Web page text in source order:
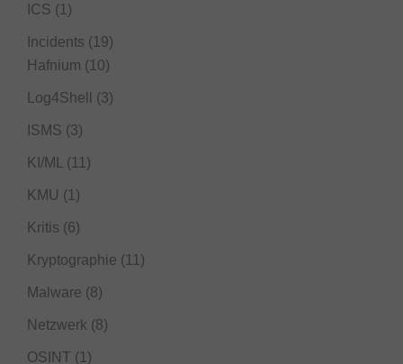
ICS (1)
Incidents (19)
Hafnium (10)
Log4Shell (3)
ISMS (3)
KI/ML (11)
KMU (1)
Kritis (6)
Kryptographie (11)
Malware (8)
Netzwerk (8)
OSINT (1)